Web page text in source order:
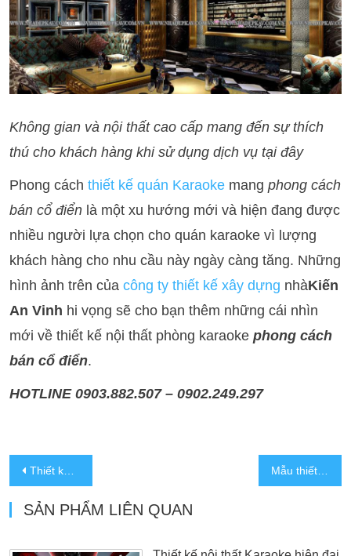
Không gian và nội thất cao cấp mang đến sự thích
thú cho khách hàng khi sử dụng dịch vụ tại đây
Phong cách thiết kế quán Karaoke mang phong cách
bán cổ điển là một xu hướng mới và hiện đang được
nhiều người lựa chọn cho quán karaoke vì lượng
khách hàng cho nhu cầu này ngày càng tăng. Những
hình ảnh trên của công ty thiết kế xây dựng nhàKiến
An Vinh hi vọng sẽ cho bạn thêm những cái nhìn
mới về thiết kế nội thất phòng karaoke phong cách
bán cổ điển.
HOTLINE 0903.882.507 – 0902.249.297
Thiết kế nội thất Karaoke hiện đại
SẢN PHẨM LIÊN QUAN